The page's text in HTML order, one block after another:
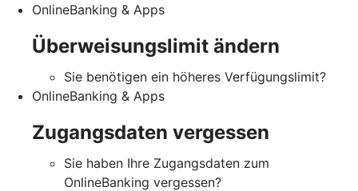
OnlineBanking & Apps
Überweisungslimit ändern
Sie benötigen ein höheres Verfügungslimit?
OnlineBanking & Apps
Zugangsdaten vergessen
Sie haben Ihre Zugangsdaten zum
OnlineBanking vergessen?